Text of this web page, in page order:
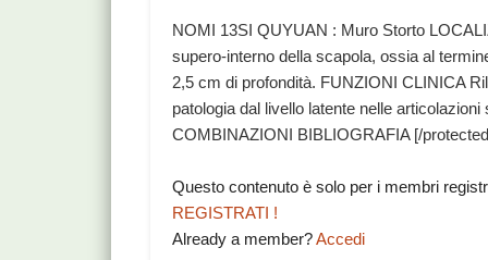
NOMI 13SI QUYUAN : Muro Storto
supero-interno della scapola, ossia al
2,5 cm di profondità. FUNZIONI CLINICA
patologia dal livello latente nelle
COMBINAZIONI BIBLIOGRAFIA [/
Questo contenuto è solo per i membri
REGISTRATI !
Already a member?Accedi